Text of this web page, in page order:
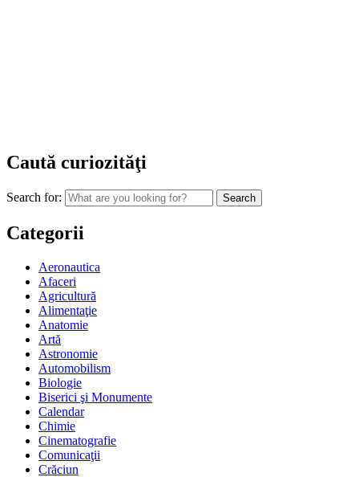
Caută curiozităţi
Search for:
Categorii
Aeronautica
Afaceri
Agricultură
Alimentaţie
Anatomie
Artă
Astronomie
Automobilism
Biologie
Biserici şi Monumente
Calendar
Chimie
Cinematografie
Comunicaţii
Crăciun